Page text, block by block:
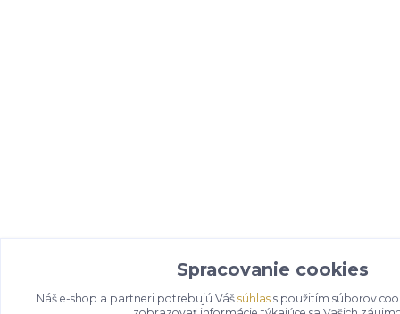
Spracovanie cookies
Náš e-shop a partneri potrebujú Vášsúhlas s použitím súborov